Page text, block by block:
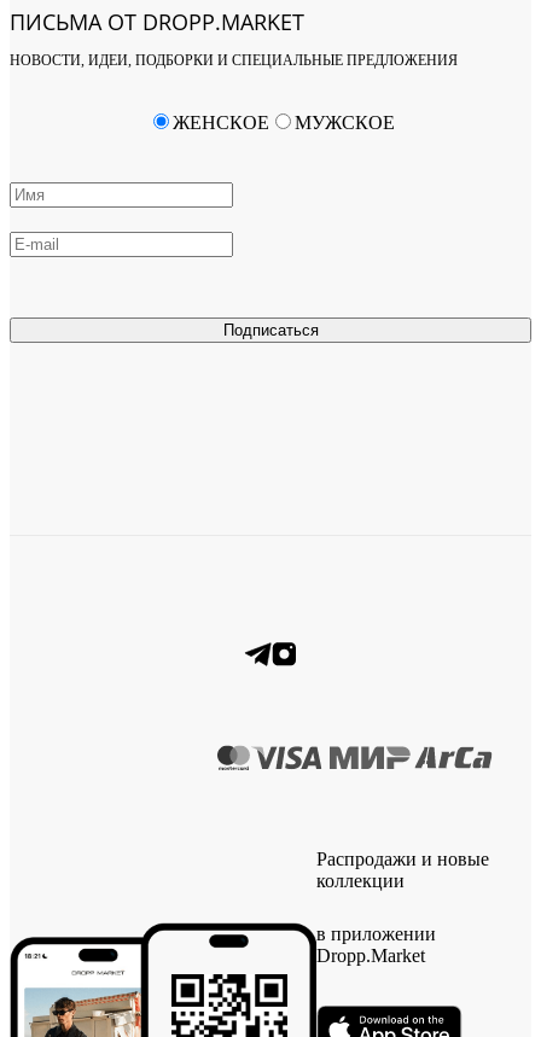
ПИСЬМА ОТ DROPP.MARKET
НОВОСТИ, ИДЕИ, ПОДБОРКИ И СПЕЦИАЛЬНЫЕ ПРЕДЛОЖЕНИЯ
Подписаться
ЖЕНСКОЕ МУЖСКОЕ
Распродажи и новые
коллекции
в приложении
Dropp.Market